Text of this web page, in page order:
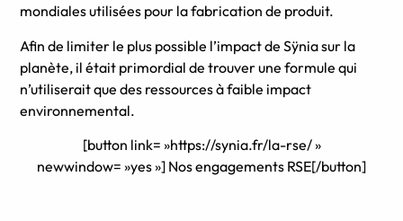
mondiales utilisées pour la fabrication de produit.
Afin de limiter le plus possible l’impact de Sÿnia sur la
planète, il était primordial de trouver une formule qui
n’utiliserait que des ressources à faible impact
environnemental.
[button link= »https://synia.fr/la-rse/ »
newwindow= »yes »] Nos engagements RSE[/button]